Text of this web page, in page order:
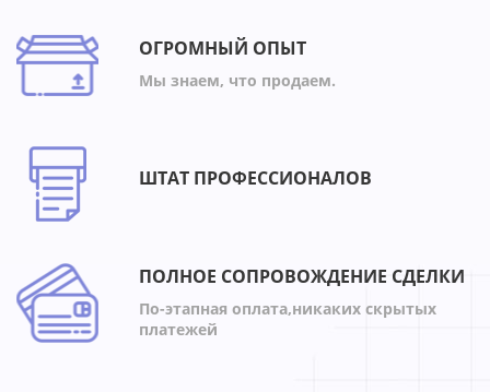
ОГРОМНЫЙ ОПЫТ
Мы знаем, что продаем.
ШТАТ ПРОФЕССИОНАЛОВ
ПОЛНОЕ СОПРОВОЖДЕНИЕ СДЕЛКИ
По-этапная оплата,никаких скрытых
платежей